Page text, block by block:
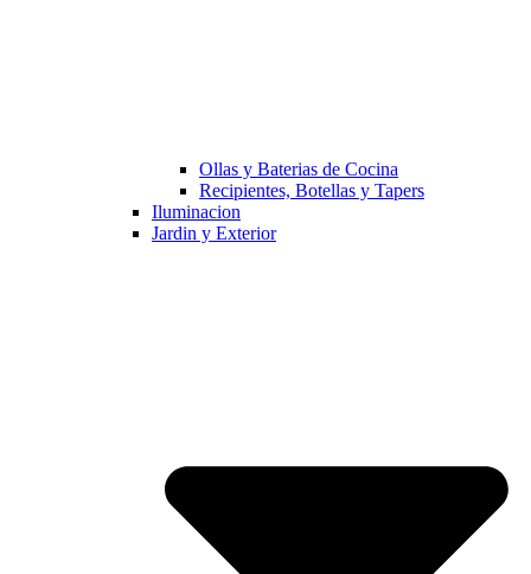
Ollas y Baterias de Cocina
Recipientes, Botellas y Tapers
Iluminacion
Jardin y Exterior